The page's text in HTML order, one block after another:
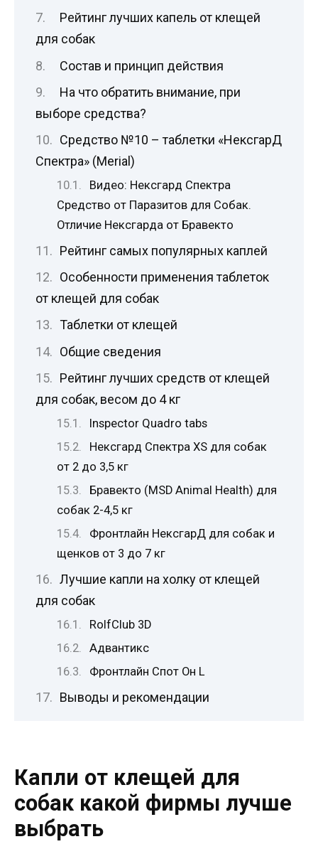
Рейтинг лучших капель от клещей
для собак
Состав и принцип действия
На что обратить внимание, при
выборе средства?
Средство №10 – таблетки «НексгарД
Спектра» (Merial)
Видео: Нексгард Спектра
Средство от Паразитов для Собак.
Отличие Нексгарда от Бравекто
Рейтинг самых популярных каплей
Особенности применения таблеток
от клещей для собак
Таблетки от клещей
Общие сведения
Рейтинг лучших средств от клещей
для собак, весом до 4 кг
Inspector Quadro tabs
Нексгард Спектра XS для собак
от 2 до 3,5 кг
Бравекто (MSD Animal Health) для
собак 2-4,5 кг
Фронтлайн НексгарД для собак и
щенков от 3 до 7 кг
Лучшие капли на холку от клещей
для собак
RolfClub 3D
Адвантикс
Фронтлайн Спот Он L
Выводы и рекомендации
Капли от клещей для
собак какой фирмы лучше
выбрать